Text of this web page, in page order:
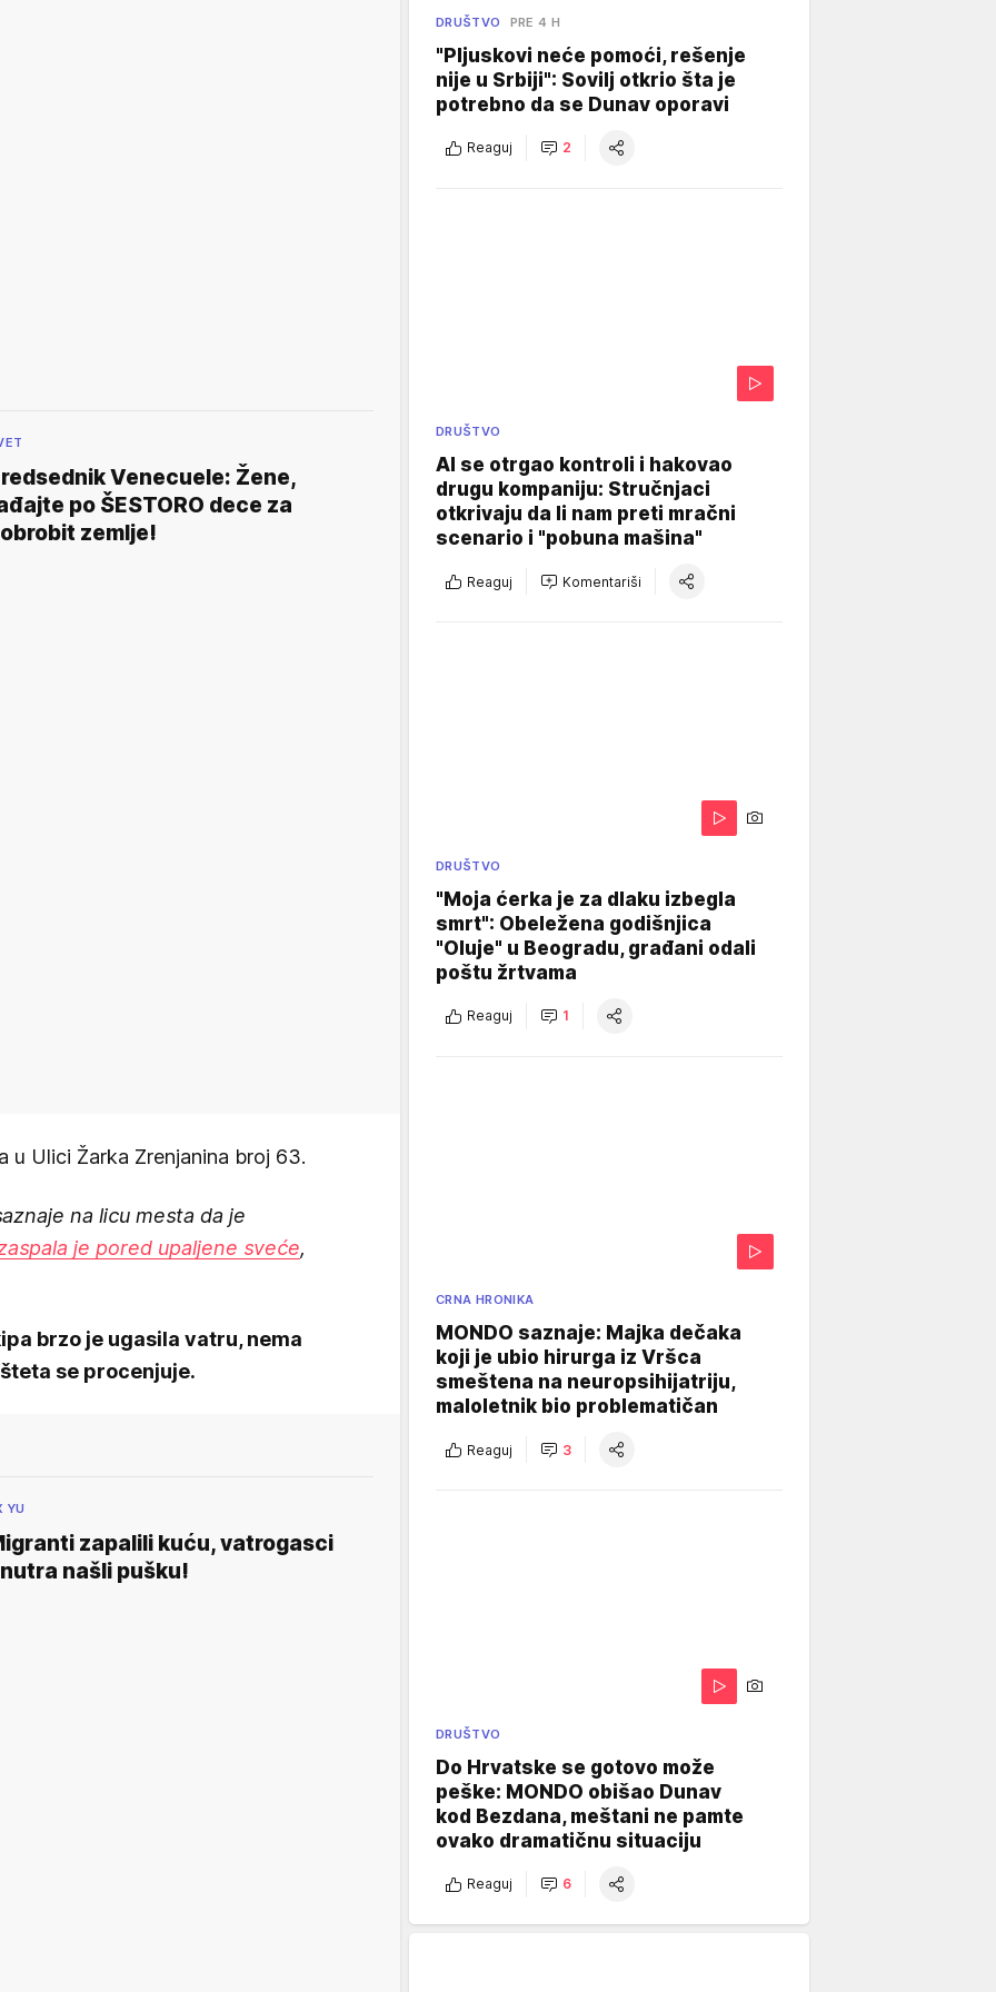
Venecuele: Žene,
po ŠESTORO dece za
zemlje!
Ulici Žarka Zrenjanina broj 63.
na licu mesta da je
je pored upaljene sveće,
brzo je ugasila vatru, nema
se procenjuje.
YU
zapalili kuću, vatrogasci
našli pušku!
DRUŠTVO PRE 4 H
"Pljuskovi neće pomoći, rešenje
nije u Srbiji": Sovilj otkrio šta je
potrebno da se Dunav oporavi
Reaguj 2
DRUŠTVO
AI se otrgao kontroli i hakovao
drugu kompaniju: Stručnjaci
otkrivaju da li nam preti mračni
scenario i "pobuna mašina"
Reaguj Komentariši
DRUŠTVO
"Moja ćerka je za dlaku izbegla
smrt": Obeležena godišnjica
"Oluje" u Beogradu, građani odali
poštu žrtvama
Reaguj 1
CRNA HRONIKA
MONDO saznaje: Majka dečaka
koji je ubio hirurga iz Vršca
smeštena na neuropsihijatriju,
maloletnik bio problematičan
Reaguj 3
DRUŠTVO
Do Hrvatske se gotovo može
peške: MONDO obišao Dunav
kod Bezdana, meštani ne pamte
ovako dramatičnu situaciju
Reaguj 6